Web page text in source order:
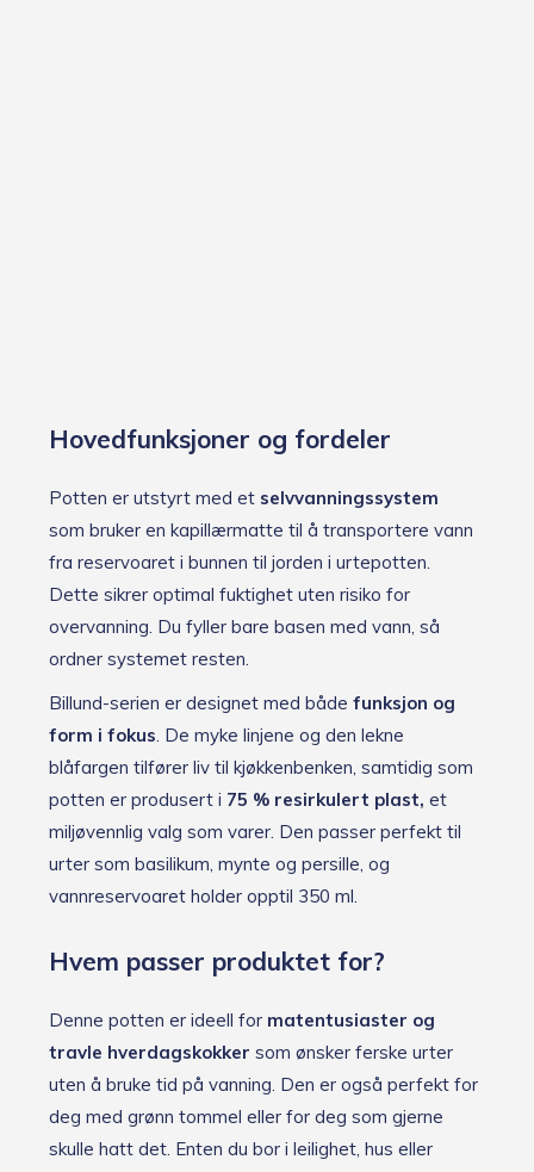
Hovedfunksjoner og fordeler
Potten er utstyrt med et selvvanningssystem
som bruker en kapillærmatte til å transportere vann
fra reservoaret i bunnen til jorden i urtepotten.
Dette sikrer optimal fuktighet uten risiko for
overvanning. Du fyller bare basen med vann, så
ordner systemet resten.
Billund-serien er designet med både funksjon og
form i fokus. De myke linjene og den lekne
blåfargen tilfører liv til kjøkkenbenken, samtidig som
potten er produsert i 75 % resirkulert plast, et
miljøvennlig valg som varer. Den passer perfekt til
urter som basilikum, mynte og persille, og
vannreservoaret holder opptil 350 ml.
Hvem passer produktet for?
Denne potten er ideell for matentusiaster og
travle hverdagskokker som ønsker ferske urter
uten å bruke tid på vanning. Den er også perfekt for
deg med grønn tommel eller for deg som gjerne
skulle hatt det. Enten du bor i leilighet, hus eller